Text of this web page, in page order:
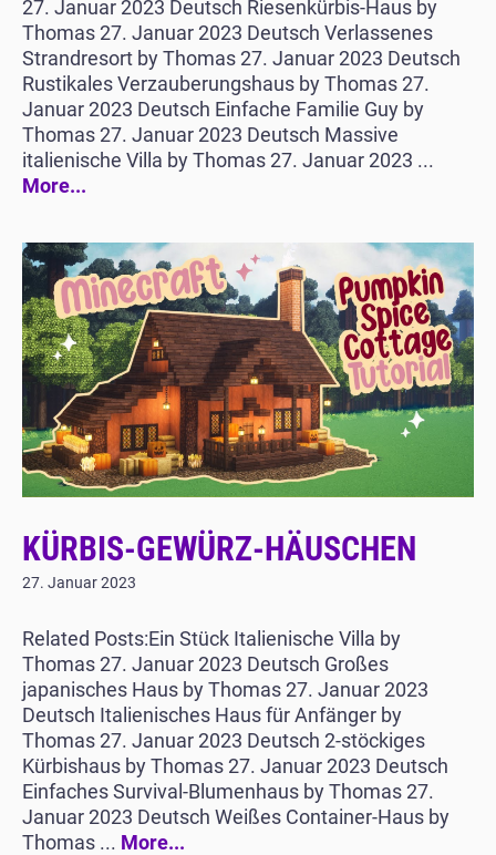
27. Januar 2023 Deutsch Riesenkürbis-Haus by
Thomas 27. Januar 2023 Deutsch Verlassenes
Strandresort by Thomas 27. Januar 2023 Deutsch
Rustikales Verzauberungshaus by Thomas 27.
Januar 2023 Deutsch Einfache Familie Guy by
Thomas 27. Januar 2023 Deutsch Massive
italienische Villa by Thomas 27. Januar 2023 ...
More...
KÜRBIS-GEWÜRZ-HÄUSCHEN
27. Januar 2023
Related Posts:Ein Stück Italienische Villa by
Thomas 27. Januar 2023 Deutsch Großes
japanisches Haus by Thomas 27. Januar 2023
Deutsch Italienisches Haus für Anfänger by
Thomas 27. Januar 2023 Deutsch 2-stöckiges
Kürbishaus by Thomas 27. Januar 2023 Deutsch
Einfaches Survival-Blumenhaus by Thomas 27.
Januar 2023 Deutsch Weißes Container-Haus by
Thomas ... More...